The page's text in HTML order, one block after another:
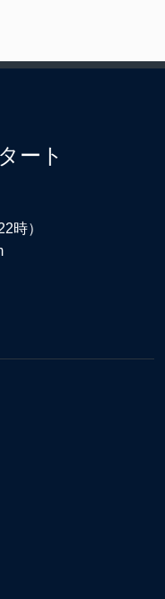
ート
時）